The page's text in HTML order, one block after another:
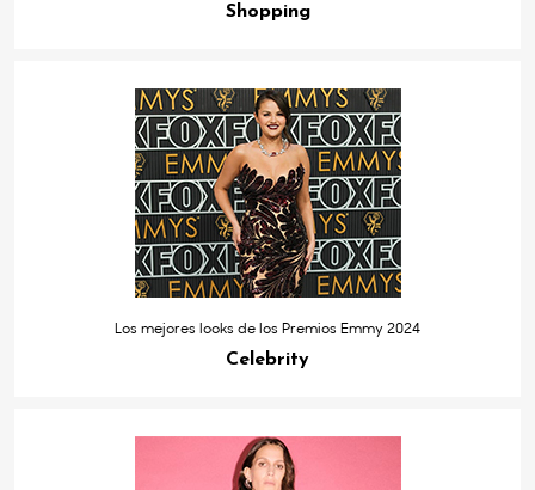
Shopping
Los mejores looks de los Premios Emmy 2024
Celebrity